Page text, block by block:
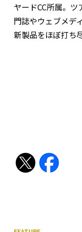
ヤードCC所属。
門誌やウェブメデ
新製品をほぼ打ち